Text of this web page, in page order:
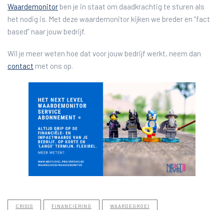
Waardemonitor ben je in staat om daadkrachtig te sturen als
het nodig is. Met deze waardemonitor kijken we breder en “fact
based” naar jouw bedrijf.
Wil je meer weten hoe dat voor jouw bedrijf werkt, neem dan
contact met ons op.
CRISIS FINANCIERING WAARDEGROEI